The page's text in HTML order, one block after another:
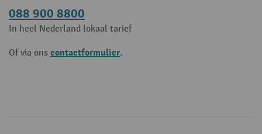
088 900 8800
In heel Nederland lokaal tarief
Of via ons contactformulier.